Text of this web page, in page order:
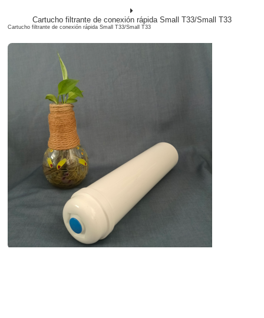
Cartucho filtrante de conexión rápida Small T33/Small T33
Cartucho filtrante de conexión rápida Small T33/Small T33